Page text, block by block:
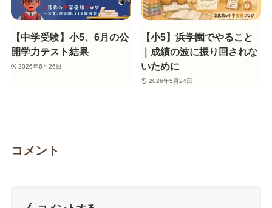
【中学受験】小5、6月の公
開学力テスト結果
2026年6月26日
【小5】浜学園でやること
｜成績の波に振り回されな
いために
2026年5月24日
コメント